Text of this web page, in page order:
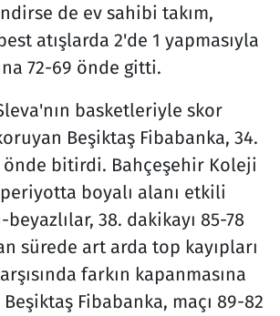
de ev sahibi takım,
atışlarda 2'de 1 yapmasıyla
72-69 önde gitti.
basketleriyle skor
Beşiktaş Fibabanka, 34.
önde bitirdi. Bahçeşehir Koleji
periyotta boyalı alanı etkili
38. dakikayı 85-78
sürede art arda top kayıpları
farkın kapanmasına
Fibabanka, maçı 89-82